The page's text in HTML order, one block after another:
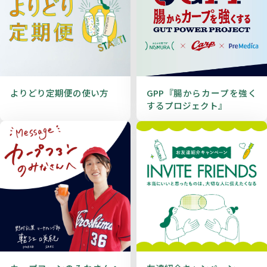
よりどり定期便の使い方
GPP『腸からカープを強く
するプロジェクト』